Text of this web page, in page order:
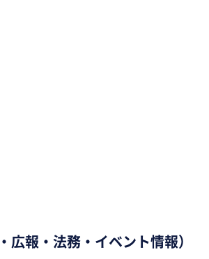
報・法務・イベント情報）